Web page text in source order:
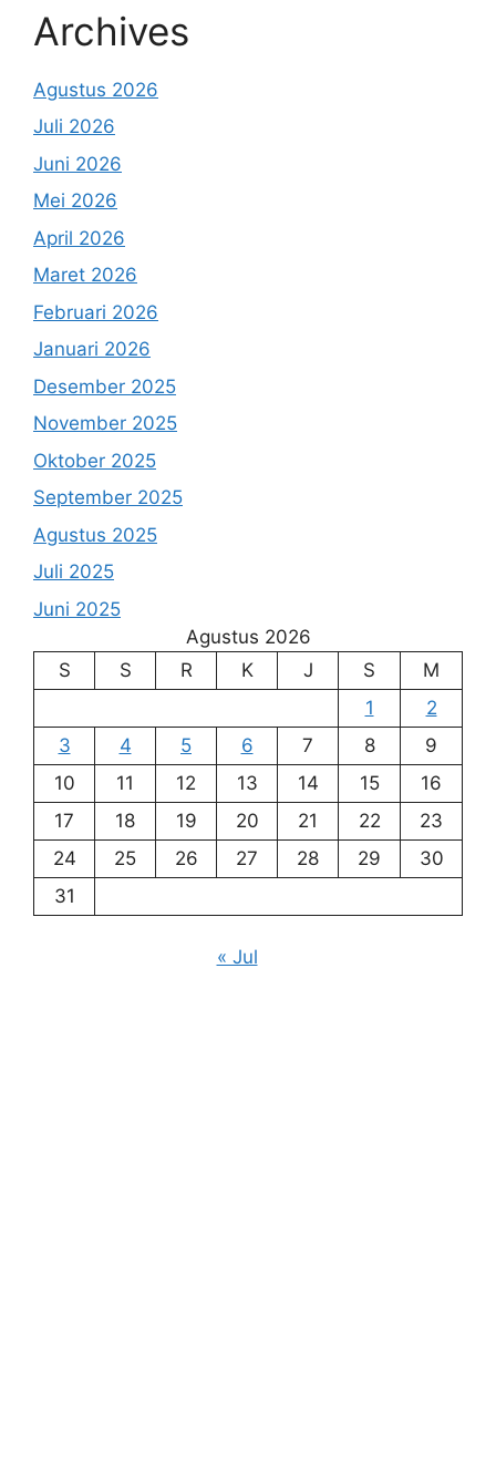
Archives
Agustus 2026
Juli 2026
Juni 2026
Mei 2026
April 2026
Maret 2026
Februari 2026
Januari 2026
Desember 2025
November 2025
Oktober 2025
September 2025
Agustus 2025
Juli 2025
Juni 2025
Agustus 2026
S
S R K J S
M
1
2
3
4 5 6 7 8
9
10
11 12 13 14 15
16
17
18 19 20 21 22
23
24
25 26 27 28 29
30
31
« Jul